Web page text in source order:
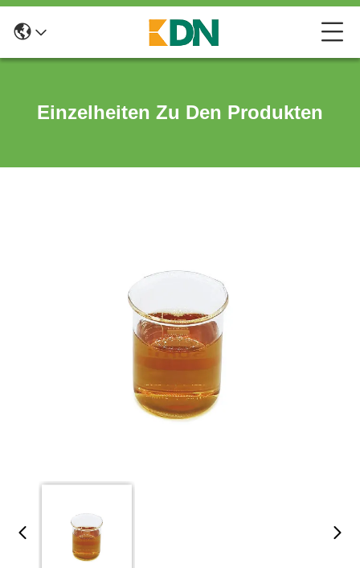
Einzelheiten Zu Den Produkten